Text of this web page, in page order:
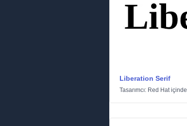
Liberation Serif
Tasarımcı: Red Hatiçinde